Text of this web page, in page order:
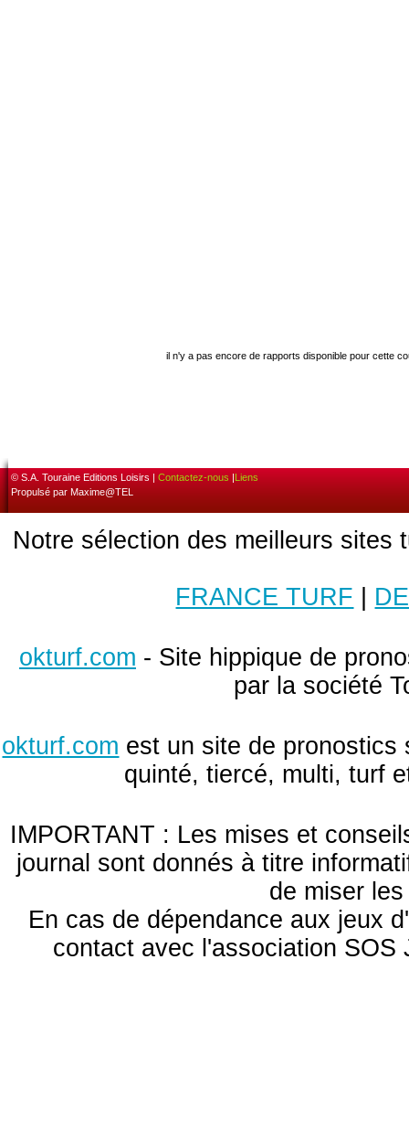
il n'y a pas encore de rapports disponible pour cette
© S.A. Touraine Editions Loisirs | Contactez-nous |Liens
Propulsé par Maxime@TEL
Notre sélection des meilleurs sites
FRANCE TURF
okturf.com - Site hippique de
par la société
okturf.com est un site de pronostics
quinté, tiercé, multi, turf
IMPORTANT : Les mises et
journal sont donnés à titre
de miser
En cas de dépendance aux jeux
contact avec l'association